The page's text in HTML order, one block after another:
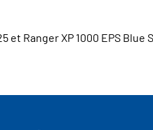
et Ranger XP 1000 EPS Blue